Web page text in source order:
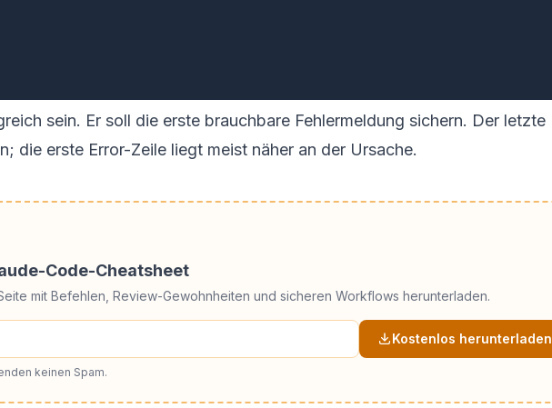
sein. Er soll die erste brauchbare Fehlermeldung sichern. Der letzte
die erste Error-Zeile liegt meist näher an der Ursache.
Code-Cheatsheet
mit Befehlen, Review-Gewohnheiten und sicheren Workflows herunterladen.
Kostenlos herunterladen
keinen Spam.